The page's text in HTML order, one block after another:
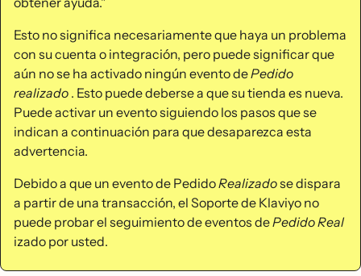
Esto no significa necesariamente que haya un problema
con su cuenta o integración, pero puede significar que
aún no se ha activado ningún evento dePedido
realizado . Esto puede deberse a que su tienda es nueva.
Puede activar un evento siguiendo los pasos que se
indican a continuación para que desaparezca esta
advertencia.
Debido a que un evento de PedidoRealizadose dispara
a partir de una transacción, el Soporte de Klaviyo no
puede probar el seguimiento de eventos dePedido Real
izado por usted.